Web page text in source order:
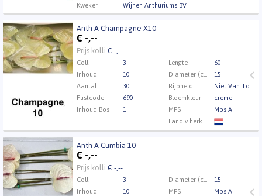
Kweker
Wijnen Anthuriums BV
Anth A Champagne X10
€ -,--
Prijs kolli € -,--
Colli 3 Lengte
60
Inhoud
10
15
Aantal
30 Rijpheid
Fustcode
690 Bloemkleur
creme
Inhoud Bos
1 MPS
Mps A
9001
A1
Kweker
Jan van Velden & Zn.
Anth A Champagne X10
Eerst Inloggen a.u.b.Klik hier om in te loggen.
Anth A Cumbia 10
€ -,--
Prijs kolli € -,--
Colli 3
15
Inhoud
10 MPS
Mps A
Anth A Cumbia 10
Eerst Inloggen a.u.b.Klik hier om in te loggen.